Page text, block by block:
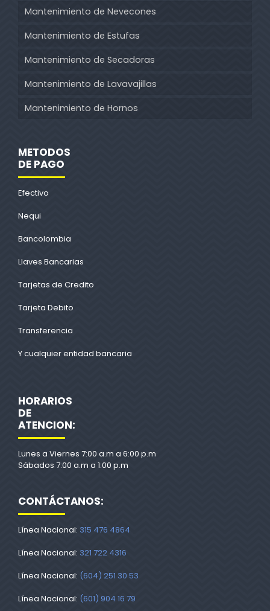
Mantenimiento de Nevecones
Mantenimiento de Estufas
Mantenimiento de Secadoras
Mantenimiento de Lavavajillas
Mantenimiento de Hornos
METODOS
DE PAGO
Efectivo
Nequi
Bancolombia
Llaves Bancarias
Tarjetas de Credito
Tarjeta Debito
Transferencia
Y cualquier entidad bancaria
HORARIOS
DE
ATENCION:
Lunes a Viernes 7:00 a.m a 6:00 p.m
Sábados 7:00 a.m a 1:00 p.m
CONTÁCTANOS:
Línea Nacional: 315 476 4864
Línea Nacional: 321 722 4316
Línea Nacional: (604) 251 30 53
Línea Nacional: (601) 904 16 79